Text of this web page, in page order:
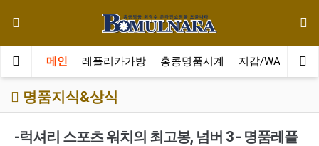
메인 레플리카가방 홍콩명품시계 지갑/WALLET
명품지식&상식
-럭셔리 스포츠 워치의 최고봉, 넘버 3 - 명품레플